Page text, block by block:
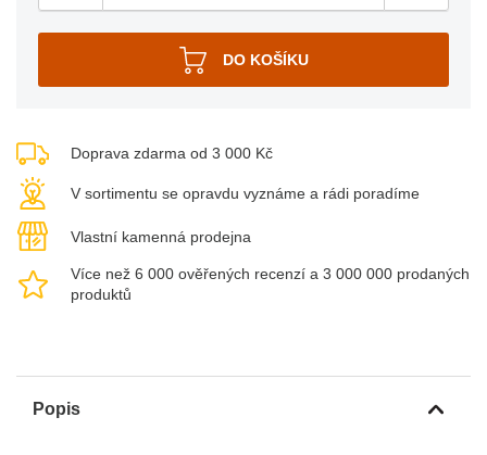
Doprava zdarma od 3 000 Kč
V sortimentu se opravdu vyznáme a rádi poradíme
Vlastní kamenná prodejna
Více než 6 000 ověřených recenzí a 3 000 000 prodaných
produktů
Popis